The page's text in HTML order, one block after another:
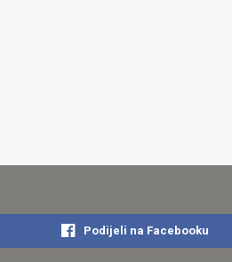
Podijeli na Facebooku